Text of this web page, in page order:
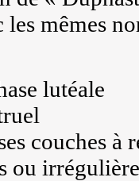
les mêmes
lutéale
couches à
ou